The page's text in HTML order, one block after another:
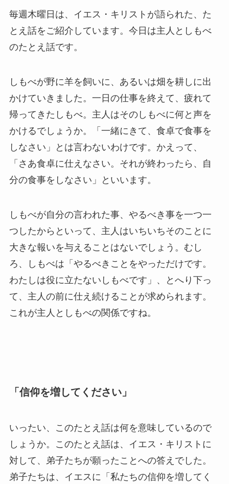
毎週木曜日は、イエス・キリストが語られた、た
とえ話をご紹介しています。今日は主人としもべ
のたとえ話です。
しもべが野に羊を飼いに、あるいは畑を耕しに出
かけていきました。一日の仕事を終えて、疲れて
帰ってきたしもべ。主人はそのしもべに何と声を
かけるでしょうか。「一緒にきて、食卓で食事を
しなさい」とは言わないわけです。かえって、
「さあ食卓に仕えなさい。それが終わったら、自
分の食事をしなさい」といいます。
しもべが自分の言われた事、やるべき事を一つ一
つしたからといって、主人はいちいちそのことに
大きな報いを与えることはないでしょう。むし
ろ、しもべは「やるべきことをやっただけです。
わたしは役に立たないしもべです」、とへり下っ
て、主人の前に仕え続けることが求められます。
これが主人としもべの関係ですね。
「信仰を増してください」
いったい、このたとえ話は何を意味しているので
しょうか。このたとえ話は、イエス・キリストに
対して、弟子たちが願ったことへの答えでした。
弟子たちは、イエスに「私たちの信仰を増してく